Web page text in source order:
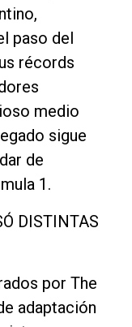
paso del
récords
medio
sigue
de
1.
DISTINTAS
por The
adaptación